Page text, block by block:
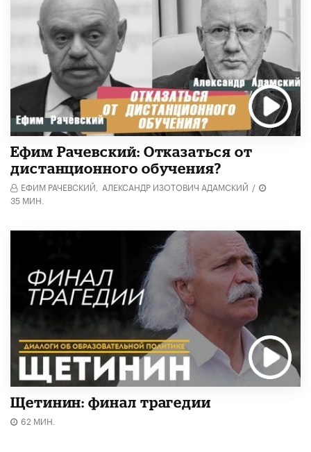
Ефим Рачевский: Отказаться от
дистанционного обучения?
ЕФИМ РАЧЕВСКИЙ, АЛЕКСАНДР ИЗОТОВИЧ АДАМСКИЙ /
35 МИН.
Щетинин: финал трагедии
62 МИН.